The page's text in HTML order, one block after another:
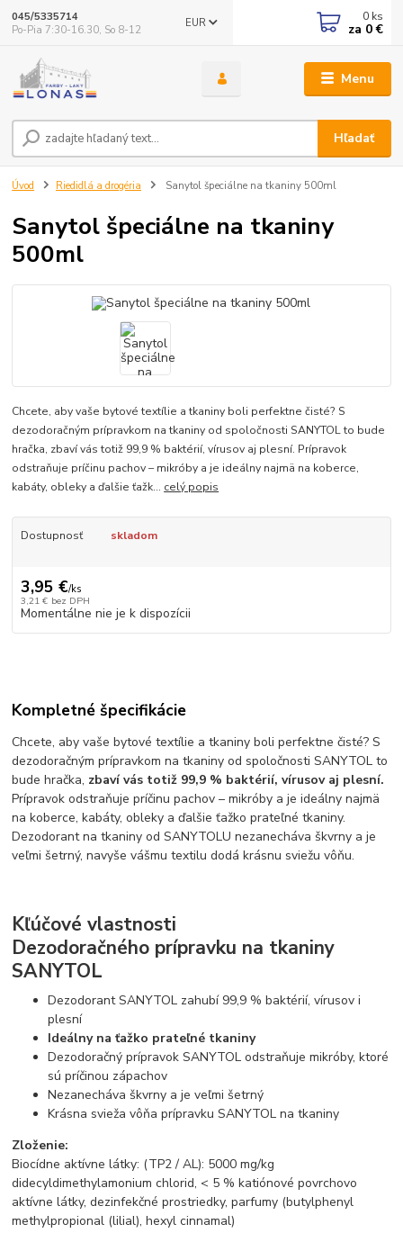
Menu
EUR
Hľadať
045/5335714
Po-Pia 7:30-16.30, So 8-12
0 ks
za 0 €
Úvod Riedidlá a drogéria Sanytol špeciálne na tkaniny 500ml
Sanytol špeciálne na tkaniny
500ml
Chcete, aby vaše bytové textílie a tkaniny boli perfektne čisté? S
dezodoračným prípravkom na tkaniny od spoločnosti SANYTOL to bude
hračka, zbaví vás totiž 99,9 % baktérií, vírusov aj plesní. Prípravok
odstraňuje príčinu pachov – mikróby a je ideálny najmä na koberce,
kabáty, obleky a ďalšie ťažk... celý popis
Dostupnosť skladom
3,95 €/ks
3,21 € bez DPH
Momentálne nie je k dispozícii
Kompletné špecifikácie
Chcete, aby vaše bytové textílie a tkaniny boli perfektne čisté? S
dezodoračným prípravkom na tkaniny od spoločnosti SANYTOL to
bude hračka, zbaví vás totiž 99,9 % baktérií, vírusov aj plesní.
Prípravok odstraňuje príčinu pachov – mikróby a je ideálny najmä
na koberce, kabáty, obleky a ďalšie ťažko prateľné tkaniny.
Dezodorant na tkaniny od SANYTOLU nezanecháva škvrny a je
veľmi šetrný, navyše vášmu textilu dodá krásnu sviežu vôňu.
Kľúčové vlastnosti
Dezodoračného prípravku na tkaniny
SANYTOL
Dezodorant SANYTOL zahubí 99,9 % baktérií, vírusov i
plesní
Ideálny na ťažko prateľné tkaniny
Dezodoračný prípravok SANYTOL odstraňuje mikróby, ktoré
sú príčinou zápachov
Nezanecháva škvrny a je veľmi šetrný
Krásna svieža vôňa prípravku SANYTOL na tkaniny
Zloženie:
Biocídne aktívne látky: (TP2 / AL): 5000 mg/kg
didecyldimethylamonium chlorid, < 5 % katiónové povrchovo
aktívne látky, dezinfekčné prostriedky, parfumy (butylphenyl
methylpropional (lilial), hexyl cinnamal)